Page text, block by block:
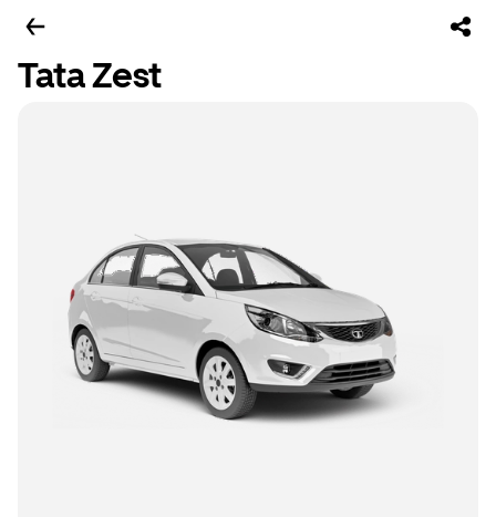
Tata Zest